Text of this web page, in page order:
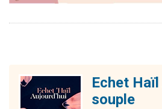
Echet Haïl
souple